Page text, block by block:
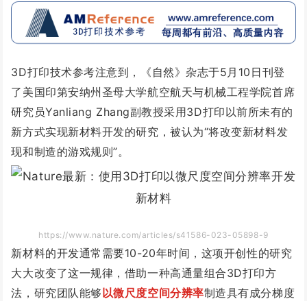
3D打印技术参考注意到，《自然》杂志于5月10日刊登
了美国印第安纳州圣母大学航空航天与机械工程学院首席
研究员Yanliang Zhang副教授采用3D打印以前所未有的
新方式实现新材料开发的研究，被认为“将改变新材料发
现和制造的游戏规则”。
https://www.nature.com/articles/s41586-023-05898-9
新材料的开发通常需要10-20年时间，这项开创性的研究
大大改变了这一规律，借助一种高通量组合3D打印方
法，研究团队能够以微尺度空间分辨率制造具有成分梯度